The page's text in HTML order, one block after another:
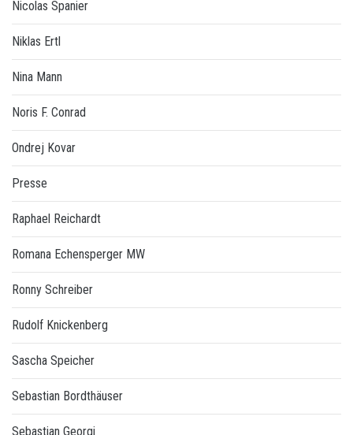
Nicolas Spanier
Niklas Ertl
Nina Mann
Noris F. Conrad
Ondrej Kovar
Presse
Raphael Reichardt
Romana Echensperger MW
Ronny Schreiber
Rudolf Knickenberg
Sascha Speicher
Sebastian Bordthäuser
Sebastian Georgi